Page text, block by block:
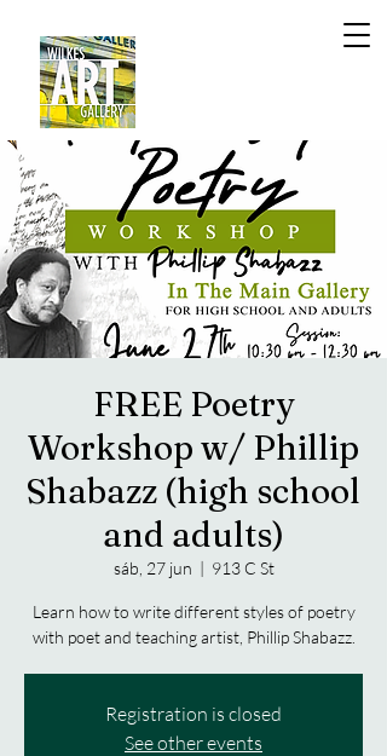
FREE Poetry
Workshop w/ Phillip
Shabazz (high school
and adults)
sáb, 27 jun
  |
913 C St
Learn how to write different styles of poetry
with poet and teaching artist, Phillip Shabazz.
Registration is closed
See other events